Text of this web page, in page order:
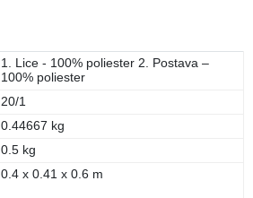
1. Lice - 100% poliester 2. Postava –
100% poliester
20/1
0.44667 kg
0.5 kg
0.4 x 0.41 x 0.6 m